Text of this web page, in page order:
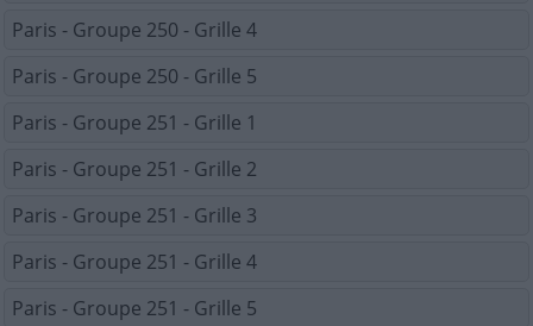
Paris - Groupe 250 - Grille 4
Paris - Groupe 250 - Grille 5
Paris - Groupe 251 - Grille 1
Paris - Groupe 251 - Grille 2
Paris - Groupe 251 - Grille 3
Paris - Groupe 251 - Grille 4
Paris - Groupe 251 - Grille 5